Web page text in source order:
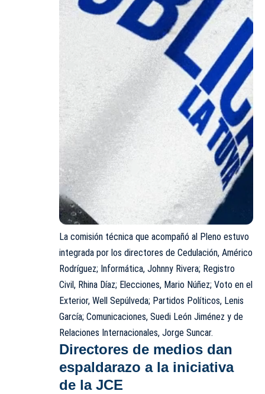
La comisión técnica que acompañó al Pleno estuvo
integrada por los directores de Cedulación, Américo
Rodríguez; Informática, Johnny Rivera; Registro
Civil, Rhina Díaz; Elecciones, Mario Núñez; Voto en el
Exterior, Well Sepúlveda; Partidos Políticos, Lenis
García; Comunicaciones, Suedi León Jiménez y de
Relaciones Internacionales, Jorge Suncar.
Directores de medios dan
espaldarazo a la iniciativa
de la JCE